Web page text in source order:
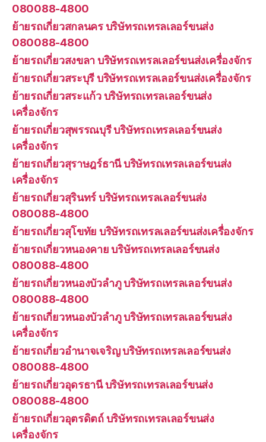
080088-4800
ย้ายรถเกี่ยวสกลนคร บริษัทรถเทรลเลอร์ขนส่ง
080088-4800
ย้ายรถเกี่ยวสงขลา บริษัทรถเทรลเลอร์ขนส่งเครื่องจักร
ย้ายรถเกี่ยวสระบุรี บริษัทรถเทรลเลอร์ขนส่งเครื่องจักร
ย้ายรถเกี่ยวสระแก้ว บริษัทรถเทรลเลอร์ขนส่ง
เครื่องจักร
ย้ายรถเกี่ยวสุพรรณบุรี บริษัทรถเทรลเลอร์ขนส่ง
เครื่องจักร
ย้ายรถเกี่ยวสุราษฎร์ธานี บริษัทรถเทรลเลอร์ขนส่ง
เครื่องจักร
ย้ายรถเกี่ยวสุรินทร์ บริษัทรถเทรลเลอร์ขนส่ง
080088-4800
ย้ายรถเกี่ยวสุโขทัย บริษัทรถเทรลเลอร์ขนส่งเครื่องจักร
ย้ายรถเกี่ยวหนองคาย บริษัทรถเทรลเลอร์ขนส่ง
080088-4800
ย้ายรถเกี่ยวหนองบัวลำภู บริษัทรถเทรลเลอร์ขนส่ง
080088-4800
ย้ายรถเกี่ยวหนองบัวลำภู บริษัทรถเทรลเลอร์ขนส่ง
เครื่องจักร
ย้ายรถเกี่ยวอำนาจเจริญ บริษัทรถเทรลเลอร์ขนส่ง
080088-4800
ย้ายรถเกี่ยวอุดรธานี บริษัทรถเทรลเลอร์ขนส่ง
080088-4800
ย้ายรถเกี่ยวอุตรดิตถ์ บริษัทรถเทรลเลอร์ขนส่ง
เครื่องจักร